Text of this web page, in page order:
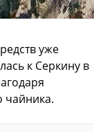
уже
к Серкину в
чайника.